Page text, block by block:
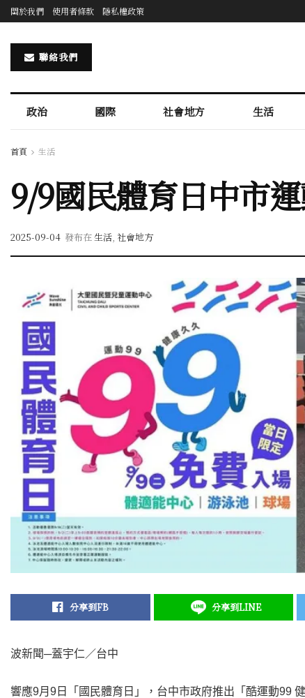
關於我們 使用者條款 隱私權政策
聯絡我們
政治 國際 社會地方 生活
首頁 生活
9/9國民體育日中市
2025-09-04 發布在生活, 社會地方
分享到FB 分享到LINE
波新聞─蓋宇仁／台中
響應9月9日「國民體育日」，台中市政府推出「酷運動99